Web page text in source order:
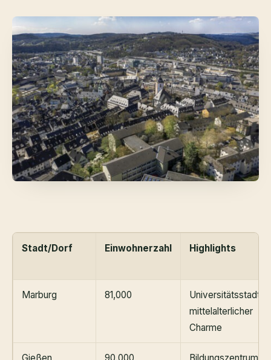
Stadt/Dorf Einwohnerzahl Highlights
Marburg 81,000
Universitätsstadt,
mittelalterlicher
Charme
Gießen 90,000 Bildungszentrum